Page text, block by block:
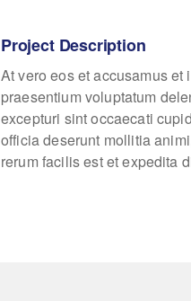
Project Description
At vero eos et accusamus
praesentium voluptatum
excepturi sint occaecati
officia deserunt mollitia
rerum facilis est et expedita